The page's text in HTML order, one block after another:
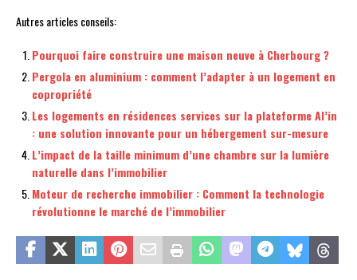
Autres articles conseils:
Pourquoi faire construire une maison neuve à Cherbourg ?
Pergola en aluminium : comment l’adapter à un logement en
copropriété
Les logements en résidences services sur la plateforme Al’in
: une solution innovante pour un hébergement sur-mesure
L’impact de la taille minimum d’une chambre sur la lumière
naturelle dans l’immobilier
Moteur de recherche immobilier : Comment la technologie
révolutionne le marché de l’immobilier